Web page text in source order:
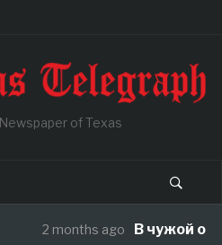
of Texas
2 months ago В чужой огород